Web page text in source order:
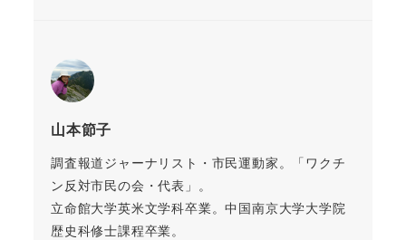
山本節子
調査報道ジャーナリスト・市民運動家。「ワクチ
ン反対市民の会・代表」。
立命館大学英米文学科卒業。中国南京大学大学院
歴史科修士課程卒業。